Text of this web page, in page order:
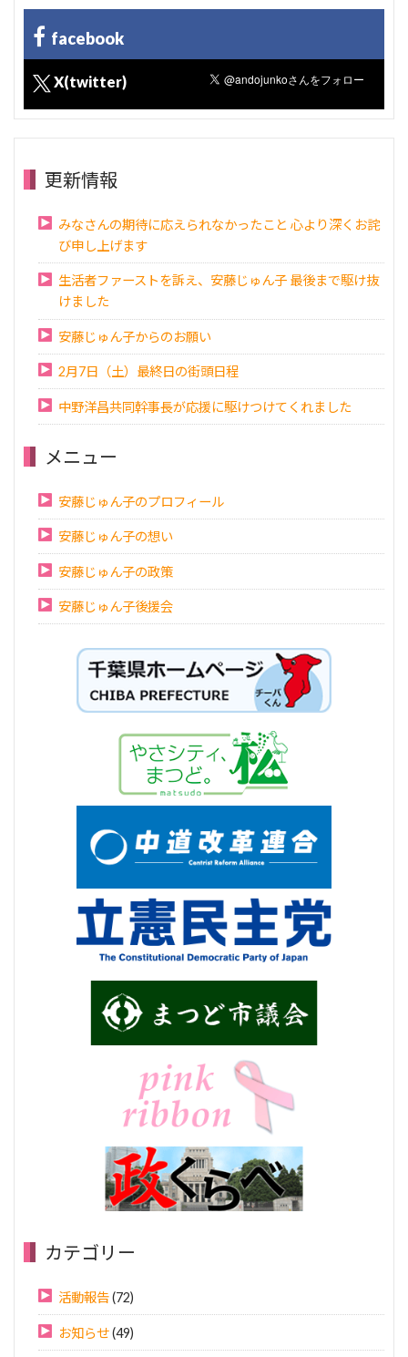
facebook
X(twitter)
更新情報
みなさんの期待に応えられなかったこと 心より深くお詫
び申し上げます
生活者ファーストを訴え、安藤じゅん子 最後まで駆け抜
けました
安藤じゅん子からのお願い
2月7日（土）最終日の街頭日程
中野洋昌共同幹事長が応援に駆けつけてくれました
メニュー
安藤じゅん子のプロフィール
安藤じゅん子の想い
安藤じゅん子の政策
安藤じゅん子後援会
カテゴリー
活動報告(72)
お知らせ(49)